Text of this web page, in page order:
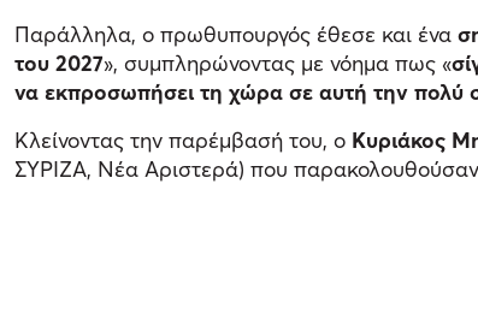
Παράλληλα, ο πρωθυπουργός έθεσε και ένα
του 2027», συμπληρώνοντας με νόημα πως «
να εκπροσωπήσει τη χώρα σε αυτή την πολύ
Κλείνοντας την παρέμβασή του, ο Κυριάκος
ΣΥΡΙΖΑ, Νέα Αριστερά) που παρακολουθούσαν